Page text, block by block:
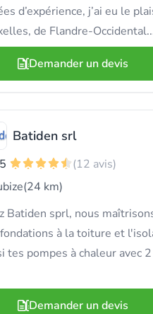
d’expérience, j’ai eu le
de Flandre-
Demander un devis
Batiden srl
(12 avis)
(24 km)
Batiden sprl, nous
à la toiture et
tes pompes à chaleur avec
Demander un devis